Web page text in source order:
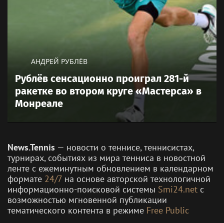
АНДРЕЙ РУБЛЁВ
Рублёв сенсационно проиграл 281-й
ракетке во втором круге «Мастерса» в
Монреале
News.Tennis — новости о теннисе, теннисистах,
турнирах, событиях из мира тенниса в новостной
ленте с ежеминутным обновлением в календарном
формате 24/7 на основе авторской технологичной
информационно-поисковой системы Smi24.net с
возможностью мгновенной публикации
тематического контента в режиме Free Public